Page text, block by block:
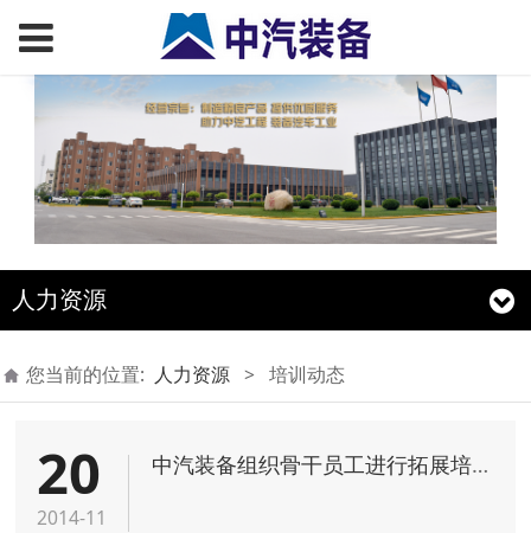
人力资源
您当前的位置: 人力资源 > 培训动态
20
2014-11
中汽装备组织骨干员工进行拓展培训活动